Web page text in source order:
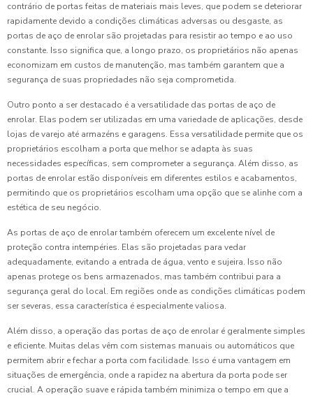
contrário de portas feitas de materiais mais leves, que podem se deteriorar
rapidamente devido a condições climáticas adversas ou desgaste, as
portas de aço de enrolar são projetadas para resistir ao tempo e ao uso
constante. Isso significa que, a longo prazo, os proprietários não apenas
economizam em custos de manutenção, mas também garantem que a
segurança de suas propriedades não seja comprometida.
Outro ponto a ser destacado é a versatilidade das portas de aço de
enrolar. Elas podem ser utilizadas em uma variedade de aplicações, desde
lojas de varejo até armazéns e garagens. Essa versatilidade permite que os
proprietários escolham a porta que melhor se adapta às suas
necessidades específicas, sem comprometer a segurança. Além disso, as
portas de enrolar estão disponíveis em diferentes estilos e acabamentos,
permitindo que os proprietários escolham uma opção que se alinhe com a
estética de seu negócio.
As portas de aço de enrolar também oferecem um excelente nível de
proteção contra intempéries. Elas são projetadas para vedar
adequadamente, evitando a entrada de água, vento e sujeira. Isso não
apenas protege os bens armazenados, mas também contribui para a
segurança geral do local. Em regiões onde as condições climáticas podem
ser severas, essa característica é especialmente valiosa.
Além disso, a operação das portas de aço de enrolar é geralmente simples
e eficiente. Muitas delas vêm com sistemas manuais ou automáticos que
permitem abrir e fechar a porta com facilidade. Isso é uma vantagem em
situações de emergência, onde a rapidez na abertura da porta pode ser
crucial. A operação suave e rápida também minimiza o tempo em que a